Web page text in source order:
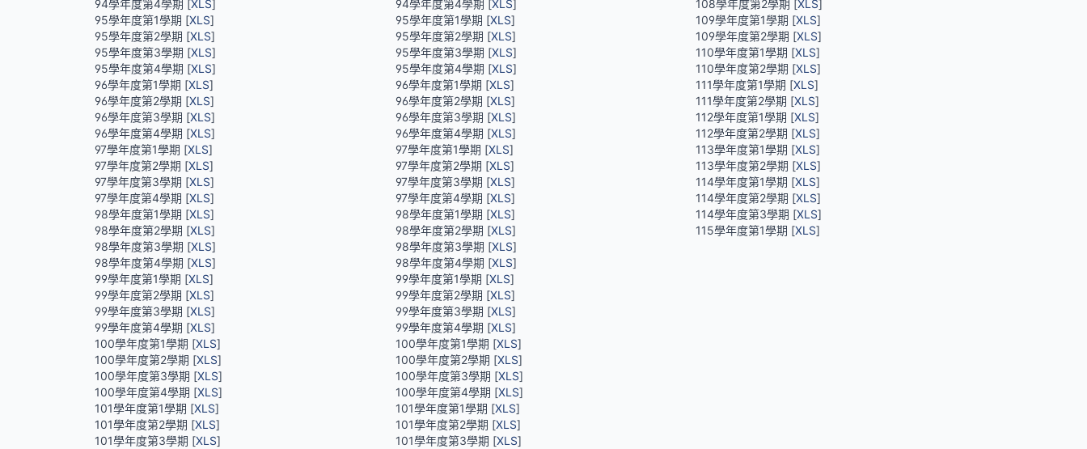
94學年度第4學期 [XLS]
95學年度第1學期 [XLS]
95學年度第2學期 [XLS]
95學年度第3學期 [XLS]
95學年度第4學期 [XLS]
96學年度第1學期 [XLS]
96學年度第2學期 [XLS]
96學年度第3學期 [XLS]
96學年度第4學期 [XLS]
97學年度第1學期 [XLS]
97學年度第2學期 [XLS]
97學年度第3學期 [XLS]
97學年度第4學期 [XLS]
98學年度第1學期 [XLS]
98學年度第2學期 [XLS]
98學年度第3學期 [XLS]
98學年度第4學期 [XLS]
99學年度第1學期 [XLS]
99學年度第2學期 [XLS]
99學年度第3學期 [XLS]
99學年度第4學期 [XLS]
100學年度第1學期 [XLS]
100學年度第2學期 [XLS]
100學年度第3學期 [XLS]
100學年度第4學期 [XLS]
101學年度第1學期 [XLS]
101學年度第2學期 [XLS]
101學年度第3學期 [XLS]
94學年度第4學期 [XLS]
95學年度第1學期 [XLS]
95學年度第2學期 [XLS]
95學年度第3學期 [XLS]
95學年度第4學期 [XLS]
96學年度第1學期 [XLS]
96學年度第2學期 [XLS]
96學年度第3學期 [XLS]
96學年度第4學期 [XLS]
97學年度第1學期 [XLS]
97學年度第2學期 [XLS]
97學年度第3學期 [XLS]
97學年度第4學期 [XLS]
98學年度第1學期 [XLS]
98學年度第2學期 [XLS]
98學年度第3學期 [XLS]
98學年度第4學期 [XLS]
99學年度第1學期 [XLS]
99學年度第2學期 [XLS]
99學年度第3學期 [XLS]
99學年度第4學期 [XLS]
100學年度第1學期 [XLS]
100學年度第2學期 [XLS]
100學年度第3學期 [XLS]
100學年度第4學期 [XLS]
101學年度第1學期 [XLS]
101學年度第2學期 [XLS]
101學年度第3學期 [XLS]
108學年度第2學期 [XLS]
109學年度第1學期 [XLS]
109學年度第2學期 [XLS]
110學年度第1學期 [XLS]
110學年度第2學期 [XLS]
111學年度第1學期 [XLS]
111學年度第2學期 [XLS]
112學年度第1學期 [XLS]
112學年度第2學期 [XLS]
113學年度第1學期 [XLS]
113學年度第2學期 [XLS]
114學年度第1學期 [XLS]
114學年度第2學期 [XLS]
114學年度第3學期 [XLS]
115學年度第1學期 [XLS]